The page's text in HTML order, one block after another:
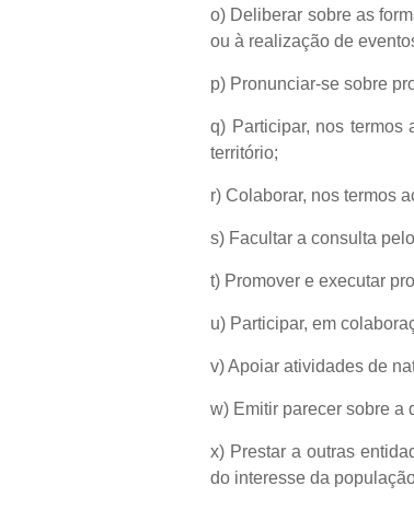
o) Deliberar sobre as
ou à realização de
p) Pronunciar-se sobre
q) Participar, nos termos
território;
r) Colaborar, nos termos
s) Facultar a consulta
t) Promover e executar
u) Participar, em
v) Apoiar atividades de
w) Emitir parecer sobre a
x) Prestar a outras
do interesse da